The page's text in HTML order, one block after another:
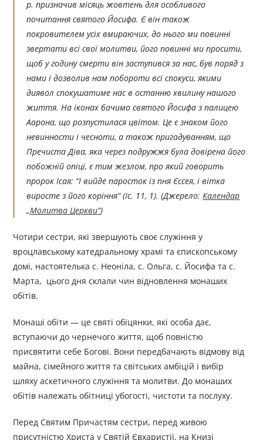
р. призначив місяць жовтень для особливого
почитання святого Йосифа. Є він також
покровителем усіх вмираючих, до нього ми повинні
звертати всі свої молитви, його повинні ми просити,
щоб у годину смерти він заступився за нас, був поряд з
нами і дозволив нам побороти всі спокуси, якими
диявол спокушатиме нас в останню хвилину нашого
життя. На іконах бачимо святого Йосифа з палицею
Аарона, що розпустилася цвітом. Це є знаком його
невинности і чесноти, а також пригадуванням, що
Пречиста Діва, яка через подружжя була довірена його
побожній опіці, є тим жезлом, про який говорить
пророк Ісая: “І вийде паросток із пня Єссея, і вітка
виросте з його коріння” (Іс. 11, 1). (Джерело:Календар
„Молитва Церкви”)
Чотири сестри, які звершують своє служіння у
вроцлавському катедральному храмі та єпископському
домі, настоятелька с. Неоніла, с. Ольга, с. Йосифа та с.
Марта, цього дня склали чин відновлення монаших
обітів.
Монаші обіти — це святі обіцянки, які особа дає,
вступаючи до чернечого життя, щоб повністю
присвятити себе Богові. Вони передбачають відмову від
майна, сімейного життя та світських амбіцій і вибір
шляху аскетичного служіння та молитви. До монаших
обітів належать обітниці убогості, чистоти та послуху.
Перед Святим Причастям сестри, перед живою
присутністю Христа у Святій Євхаристії, на Книзі